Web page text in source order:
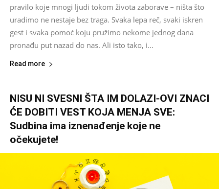
pravilo koje mnogi ljudi tokom života zaborave – ništa što
uradimo ne nestaje bez traga. Svaka lepa reč, svaki iskren
gest i svaka pomoć koju pružimo nekome jednog dana
pronađu put nazad do nas. Ali isto tako, i...
Read more
NISU NI SVESNI ŠTA IM DOLAZI-OVI ZNACI
ĆE DOBITI VEST KOJA MENJA SVE:
Sudbina ima iznenađenje koje ne
očekujete!